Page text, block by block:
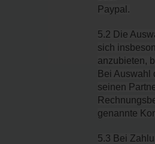
Paypal.
5.2 Die
sich
anzubieten,
Bei Auswahl
seinen
genannte
5.3 Bei